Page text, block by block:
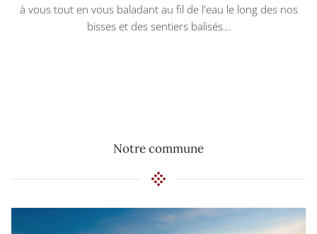
à vous tout en vous baladant au fil de l'eau le long des nos
bisses et des sentiers balisés…
Notre commune